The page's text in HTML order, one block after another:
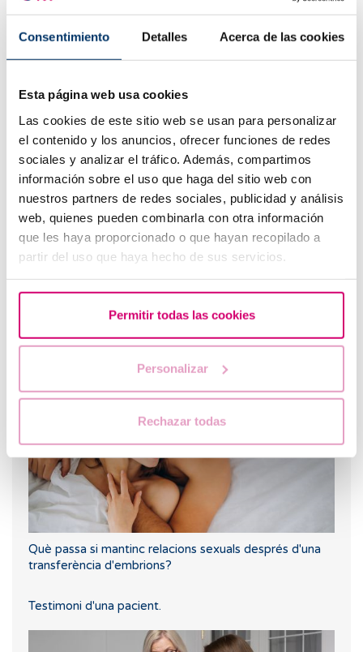
Consentimiento Detalles Acerca de las cookies
Esta página web usa cookies
Las cookies de este sitio web se usan para personalizar
el contenido y los anuncios, ofrecer funciones de redes
sociales y analizar el tráfico. Además, compartimos
información sobre el uso que haga del sitio web con
nuestros partners de redes sociales, publicidad y análisis
web, quienes pueden combinarla con otra información
que les haya proporcionado o que hayan recopilado a
partir del uso que haya hecho de sus servicios.
Permitir todas las cookies
Personalizar
Rechazar todas
Embaràs ectòpic, existeix risc després d'una FIV?
Tinc una baixa reserva ovàrica, algú m'ho pot explicar?
Què passa si mantinc relacions sexuals després d'una
transferència d'embrions?
Testimoni d'una pacient.